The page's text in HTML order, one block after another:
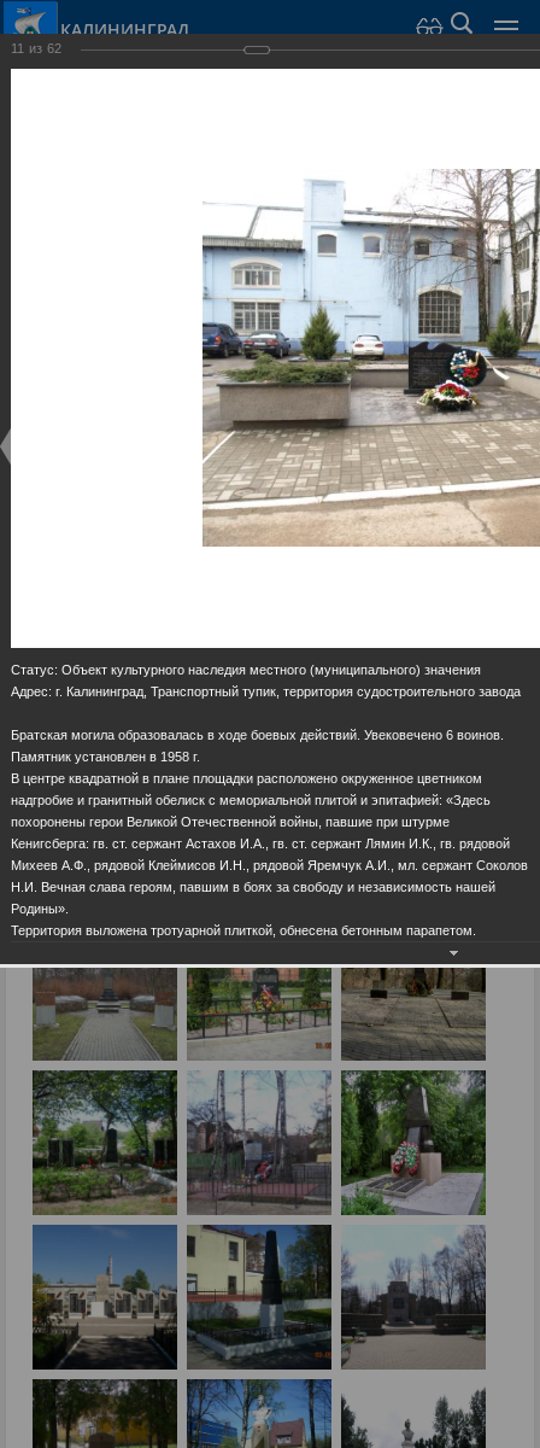
КАЛИНИНГРАД
Достопримечательности
Скульптуры и мемориалы
11 из 62
Статус: Объект культурного наследия местного (муниципального) значения
Адрес: г. Калининград, Транспортный тупик, территория судостроительного завода
Братская могила образовалась в ходе боевых действий. Увековечено 6 воинов.
Памятник установлен в 1958 г.
В центре квадратной в плане площадки расположено окруженное цветником
надгробие и гранитный обелиск с мемориальной плитой и эпитафией: «Здесь
похоронены герои Великой Отечественной войны, павшие при штурме
Кенигсберга: гв. ст. сержант Астахов И.А., гв. ст. сержант Лямин И.К., гв. рядовой
Михеев А.Ф., рядовой Клеймисов И.Н., рядовой Яремчук А.И., мл. сержант Соколов
Н.И. Вечная слава героям, павшим в боях за свободу и независимость нашей
Родины».
Территория выложена тротуарной плиткой, обнесена бетонным парапетом.